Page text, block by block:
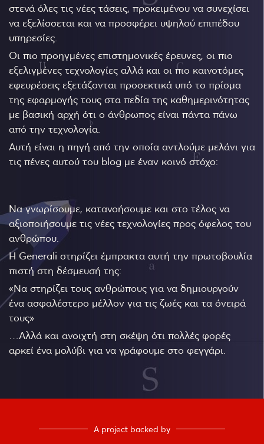
στενά όλες τις νέες τάσεις, προκειμένου να συνεχίσει
να εξελίσσεται και να προσφέρει υψηλού επιπέδου
υπηρεσίες.
Οι πιο προηγμένες επιστημονικές έρευνες, οι πιο
εξελιγμένες τεχνολογίες αλλά και οι πιο καινοτόμες
εφευρέσεις εξετάζονται προσεκτικά υπό το πρίσμα
της εφαρμογής τους στα πεδία της καθημερινότητας
με βασική αρχή ότι ο άνθρωπος είναι πάντα πάνω
από την τεχνολογία.
Αυτή είναι η πηγή από την οποία αντλούμε μελάνι για
τις πένες αυτού του blog με έναν κοινό στόχο:
Να γνωρίσουμε, κατανοήσουμε και στο τέλος να
αξιοποιήσουμε τις νέες τεχνολογίες προς όφελος του
ανθρώπου.
Η Generali στηρίζει έμπρακτα αυτή την πρωτοβουλία
πιστή στη δέσμευσή της:
«Να στηρίζει τους ανθρώπους για να δημιουργούν
ένα ασφαλέστερο μέλλον για τις ζωές και τα όνειρά
τους»
…Αλλά και ανοιχτή στη σκέψη ότι πολλές φορές
αρκεί ένα μολύβι για να γράφουμε στο φεγγάρι.
A project backed by